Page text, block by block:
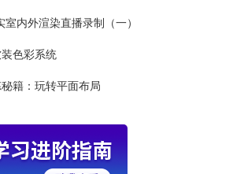
内外渲染直播录制（一）
色彩系统
籍：玩转平面布局